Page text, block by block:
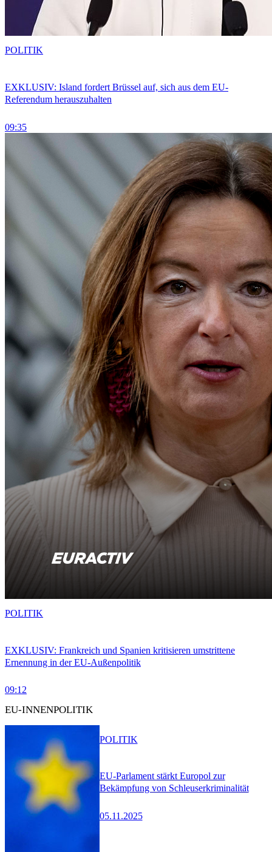
EXKLUSIV: Island fordert Brüssel auf, sich aus dem EU-
Referendum herauszuhalten
09:35
POLITIK
EXKLUSIV: Frankreich und Spanien kritisieren umstrittene
Ernennung in der EU-Außenpolitik
09:12
POLITIK
EU-INNENPOLITIK
EU-Parlament stärkt Europol zur
Bekämpfung von Schleuserkriminalität
05.11.2025
POLITIK